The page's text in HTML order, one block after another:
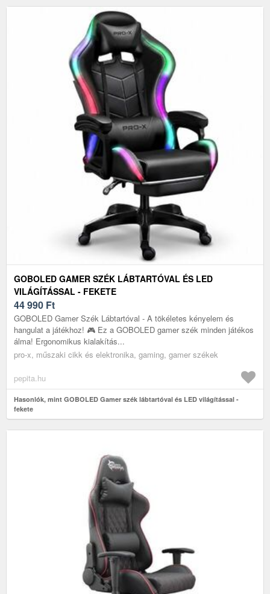
GOBOLED GAMER SZÉK LÁBTARTÓVAL ÉS LED
VILÁGÍTÁSSAL - FEKETE
44 990 Ft
GOBOLED Gamer Szék Lábtartóval - A tökéletes kényelem és
hangulat a játékhoz! 🎮 Ez a GOBOLED gamer szék minden játékos
álma! Ergonomikus kialakítás...
pro-x, műszaki cikk és elektronika, gaming, gamer székek
pepita.hu
Hasonlók, mint GOBOLED Gamer szék lábtartóval és LED világítással -
fekete